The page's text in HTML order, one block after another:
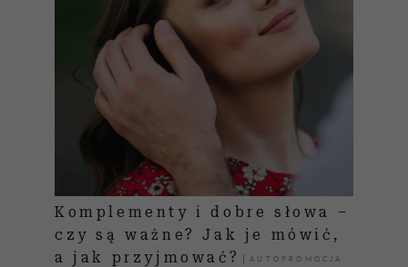
Komplementy i dobre słowa –
czy są ważne? Jak je mówić,
a jak przyjmować?